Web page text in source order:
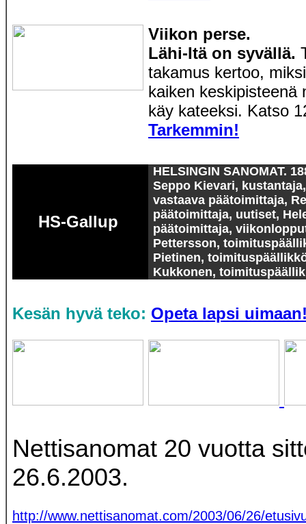
Viikon perse.
Lähi-Itä on syvällä.
takamus kertoo,
kaiken keskipisteenä
käy kateeksi. Katso
Tarkemmin!
HS-Gallup
HELSINGIN SANOMAT.
Seppo Kievari,
vastaava päätoimittaja,
päätoimittaja, uutiset,
päätoimittaja,
Pettersson,
Pietinen,
Kukkonen,
Kesän hyvä teko: Opeta lapsi
Nettisanomat 20 vuotta
26.6.2003.
http://www.nettisanomat.com/2003/06/26/